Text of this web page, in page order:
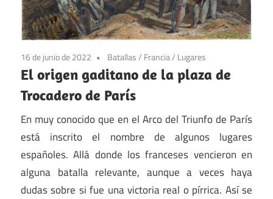
16 de junio de 2022 Batallas/ Francia/ Lugares
El origen gaditano de la plaza de
Trocadero de París
En muy conocido que en el Arco del Triunfo de París
está inscrito el nombre de algunos lugares
españoles. Allá donde los franceses vencieron en
alguna batalla relevante, aunque a veces haya
dudas sobre si fue una victoria real o pírrica. Así se